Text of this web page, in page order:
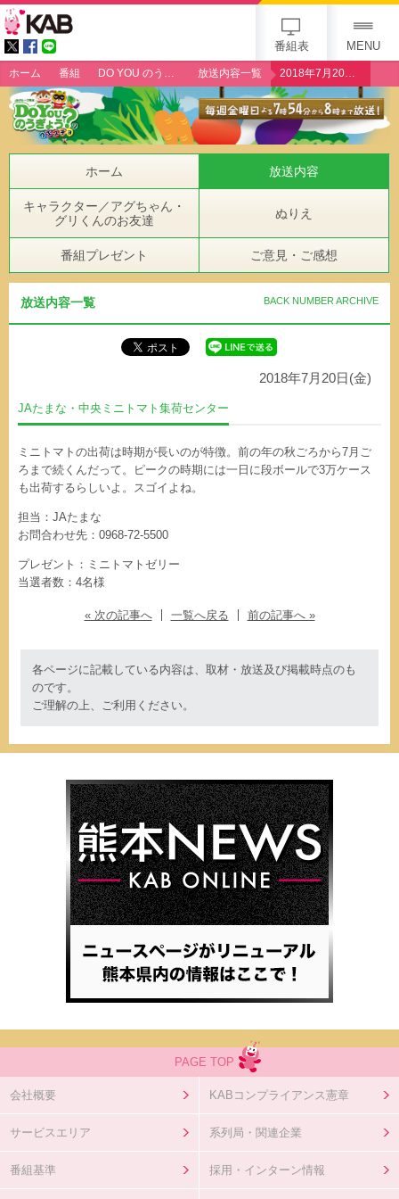
番組表 MENU
ホーム 番組 DO YOU のうぎょう？クエスチョン 放送内容一覧 2018年7月20日（金）「JAたまな・中央ミニトマト集荷センター」
ホーム 放送内容
キャラクター／アグちゃん・
グリくんのお友達
ぬりえ
番組プレゼント ご意見・ご感想
放送内容一覧 BACK NUMBER ARCHIVE
2018年7月20日(金)
JAたまな・中央ミニトマト集荷センター
ミニトマトの出荷は時期が長いのが特徴。前の年の秋ごろから7月ご
ろまで続くんだって。ピークの時期には一日に段ボールで3万ケース
も出荷するらしいよ。スゴイよね。
担当：JAたまな
お問合わせ先：0968-72-5500
プレゼント：ミニトマトゼリー
当選者数：4名様
« 次の記事へ 一覧へ戻る 前の記事へ »
各ページに記載している内容は、取材・放送及び掲載時点のも
のです。
ご理解の上、ご利用ください。
PAGE TOP
会社概要 KABコンプライアンス憲章
サービスエリア 系列局・関連企業
番組基準 採用・インターン情報